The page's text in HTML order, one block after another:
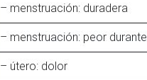
– menstruación: duradera
– menstruación: peor durante
– útero: dolor